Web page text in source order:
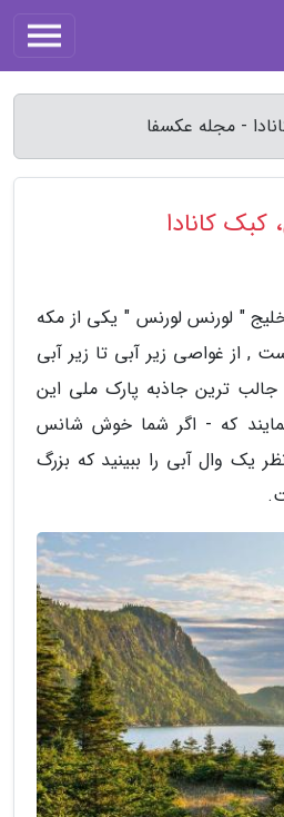
- مجله عکسفا
کبک کانادا
" لورنس لورنس " یکی از مکه
, از غواصی زیر آبی تا زیر آبی
جالب ترین جاذبه پارک ملی این
که - اگر شما خوش شانس
یک وال آبی را ببینید که بزرگ